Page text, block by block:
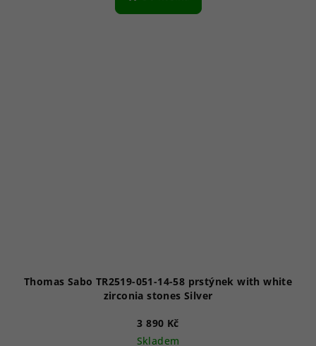
Thomas Sabo TR2519-051-14-58 prstýnek with white
zirconia stones Silver
3 890 Kč
Skladem